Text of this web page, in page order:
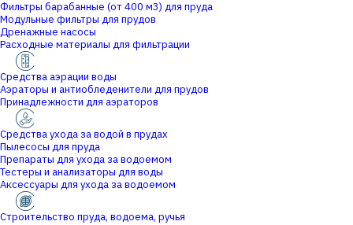
Фильтры барабанные (от 400 м3) для пруда
Модульные фильтры для прудов
Дренажные насосы
Расходные материалы для фильтрации
Средства аэрации воды
Аэраторы и антиобледенители для прудов
Принадлежности для аэраторов
Средства ухода за водой в прудах
Пылесосы для пруда
Препараты для ухода за водоемом
Тестеры и анализаторы для воды
Аксессуары для ухода за водоемом
Строительство пруда, водоема, ручья